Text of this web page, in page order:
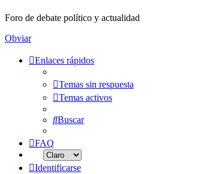
Foro de debate político y actualidad
Obviar
Enlaces rápidos
Temas sin respuesta
Temas activos
Buscar
FAQ
Identificarse